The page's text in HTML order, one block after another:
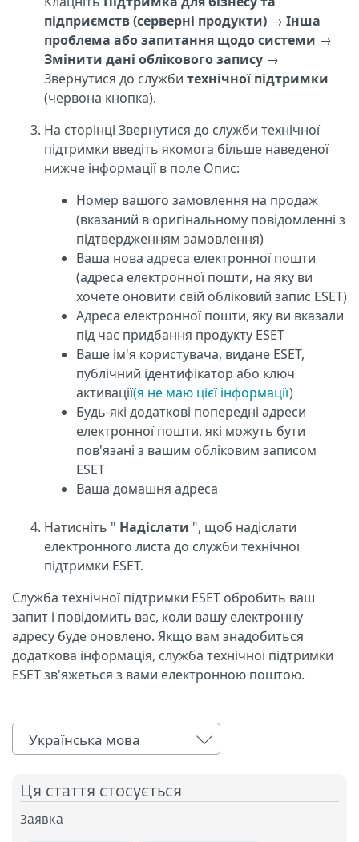
підприємств (серверні продукти) → Інша
проблема або запитання щодо системи →
Змінити дані облікового запису →
Звернутися до служби технічної підтримки
(червона кнопка).
На сторінці Звернутися до служби технічної
підтримки введіть якомога більше наведеної
нижче інформації в поле Опис:
Номер вашого замовлення на продаж
(вказаний в оригінальному повідомленні з
підтвердженням замовлення)
Ваша нова адреса електронної пошти
(адреса електронної пошти, на яку ви
хочете оновити свій обліковий запис ESET)
Адреса електронної пошти, яку ви вказали
під час придбання продукту ESET
Ваше ім'я користувача, видане ESET,
публічний ідентифікатор або ключ
активації(я не маю цієї інформації)
Будь-які додаткові попередні адреси
електронної пошти, які можуть бути
пов'язані з вашим обліковим записом
ESET
Ваша домашня адреса
Натисніть " Надіслати ", щоб надіслати
електронного листа до служби технічної
підтримки ESET.
Служба технічної підтримки ESET обробить ваш
запит і повідомить вас, коли вашу електронну
адресу буде оновлено. Якщо вам знадобиться
додаткова інформація, служба технічної підтримки
ESET зв'яжеться з вами електронною поштою.
Українська мова
Ця стаття стосується
Заявка